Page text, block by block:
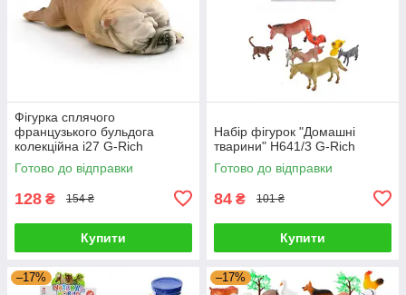
Фігурка сплячого
французького бульдога
колекційна i27 G-Rich
Готово до відправки
128 ₴ 154 ₴
Купити
Набір фігурок "Домашні
тварини" H641/3 G-Rich
Готово до відправки
84 ₴ 101 ₴
Купити
–17% –17%